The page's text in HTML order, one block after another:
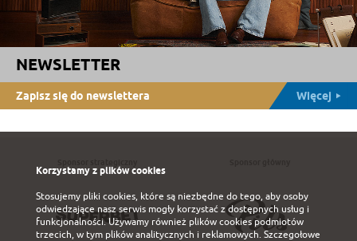
NEWSLETTER
Zapisz się do newslettera Więcej
Korzystamy z plików cookies
Stosujemy pliki cookies, które są niezbędne do tego, aby osoby
odwiedzające nasz serwis mogły korzystać z dostępnych usług i
funkcjonalności. Używamy również plików cookies podmiotów
trzecich, w tym plików analitycznych i reklamowych. Szczegołowe